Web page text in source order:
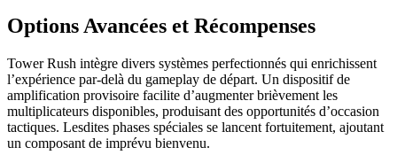
Options Avancées et Récompenses
Tower Rush intègre divers systèmes perfectionnés qui enrichissent
l’expérience par-delà du gameplay de départ. Un dispositif de
amplification provisoire facilite d’augmenter brièvement les
multiplicateurs disponibles, produisant des opportunités d’occasion
tactiques. Lesdites phases spéciales se lancent fortuitement, ajoutant
un composant de imprévu bienvenu.